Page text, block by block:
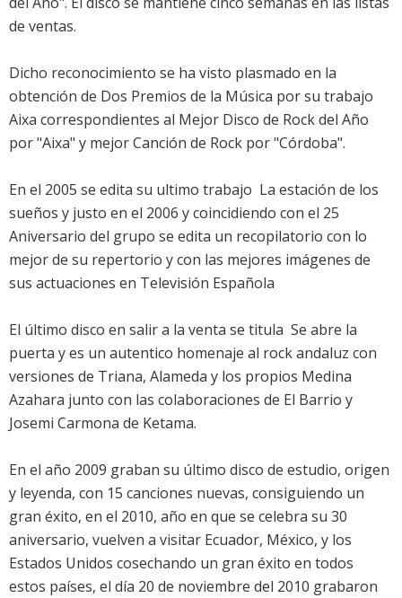
de ventas.
Dicho reconocimiento se ha visto plasmado en la
obtención de Dos Premios de la Música por su trabajo
Aixa correspondientes al Mejor Disco de Rock del Año
por "Aixa" y mejor Canción de Rock por "Córdoba".
En el 2005 se edita su ultimo trabajo  La estación de los
sueños y justo en el 2006 y coincidiendo con el 25
Aniversario del grupo se edita un recopilatorio con lo
mejor de su repertorio y con las mejores imágenes de
sus actuaciones en Televisión Española
El último disco en salir a la venta se titula  Se abre la
puerta y es un autentico homenaje al rock andaluz con
versiones de Triana, Alameda y los propios Medina
Azahara junto con las colaboraciones de El Barrio y
Josemi Carmona de Ketama.
En el año 2009 graban su último disco de estudio, origen
y leyenda, con 15 canciones nuevas, consiguiendo un
gran éxito, en el 2010, año en que se celebra su 30
aniversario, vuelven a visitar Ecuador, México, y los
Estados Unidos cosechando un gran éxito en todos
estos países, el día 20 de noviembre del 2010 grabaron